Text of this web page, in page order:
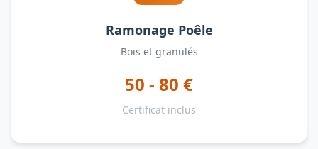
Ramonage Poêle
Bois et granulés
50 - 80 €
Certificat inclus